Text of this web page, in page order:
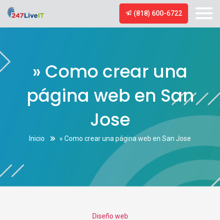
(818) 600-6722
» Como crear una
página web en San
Jose
Inicio » Como crear una página web en San Jose
Categories
Diseño web